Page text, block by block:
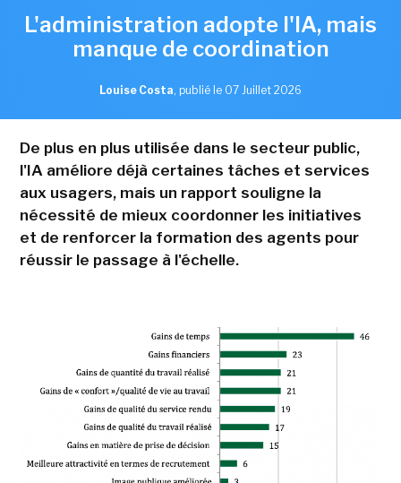
L'administration adopte l'IA, mais
manque de coordination
Louise Costa, publié le 07 Juillet 2026
De plus en plus utilisée dans le secteur public,
l'IA améliore déjà certaines tâches et services
aux usagers, mais un rapport souligne la
nécessité de mieux coordonner les initiatives
et de renforcer la formation des agents pour
réussir le passage à l'échelle.